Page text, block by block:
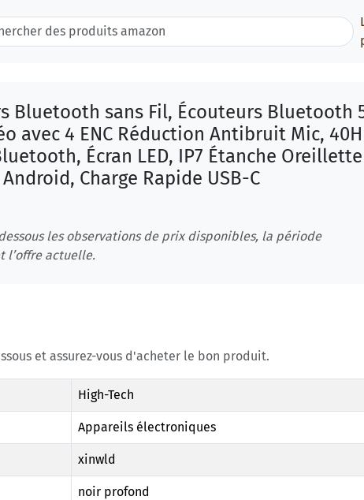
Bluetooth sans Fil, Écouteurs Bluetooth
avec 4 ENC Réduction Antibruit Mic, 40H
Écran LED, IP7 Étanche Oreillette
Charge Rapide USB-C
les observations de prix disponibles, la période
l’offre actuelle.
et assurez-vous d'acheter le bon produit.
High-Tech
Appareils électroniques
xinwld
noir profond